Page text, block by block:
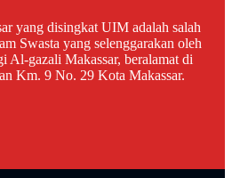
yang disingkat UIM adalah salah
Swasta yang selenggarakan oleh
Al-gazali Makassar, beralamat di
Km. 9 No. 29 Kota Makassar.